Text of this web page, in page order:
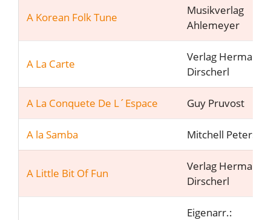
A Korean Folk Tune
Musikverlag
Ahlemeyer
A La Carte
Verlag Hermann
Dirscherl
A La Conquete De L´Espace Guy Pruvost
A la Samba Mitchell Peters
A Little Bit Of Fun
Verlag Hermann
Dirscherl
Eigenarr.: